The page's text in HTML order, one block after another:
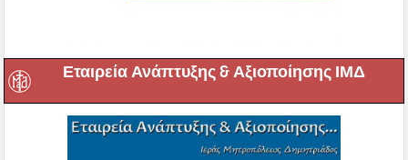
Εταιρεία Ανάπτυξης & Αξιοποίησης ΙΜΔ